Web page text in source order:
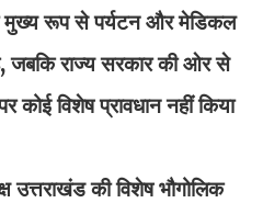
रूप से पर्यटन और मेडिकल
जबकि राज्य सरकार की ओर से
विशेष प्रावधान नहीं किया
की विशेष भौगोलिक